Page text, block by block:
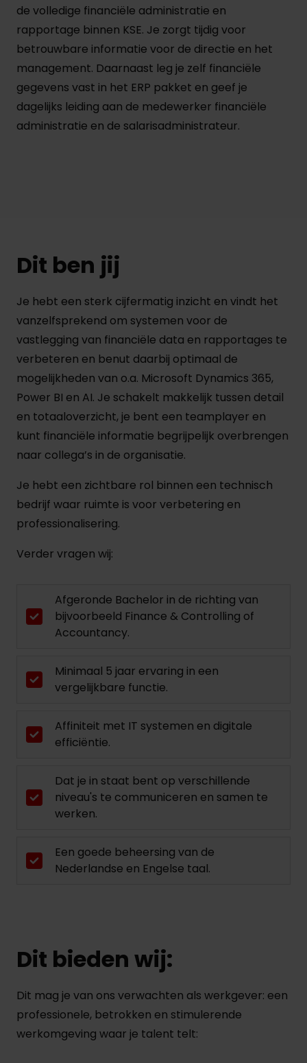
de volledige financiële administratie en
rapportage binnen KSE. Je zorgt tijdig voor
betrouwbare informatie voor de directie en het
management. Daarnaast leg je zelf financiële
gegevens vast in het ERP pakket en geef je
dagelijks leiding aan de medewerker financiële
administratie en de salarisadministrateur.
Dit ben jij
Je hebt een sterk cijfermatig inzicht en vindt het
vanzelfsprekend om systemen voor de
vastlegging van financiële data en rapportages te
verbeteren en benut daarbij optimaal de
mogelijkheden van o.a. Microsoft Dynamics 365,
Power BI en AI. Je schakelt makkelijk tussen detail
en totaaloverzicht, je bent een teamplayer en
kunt financiële informatie begrijpelijk overbrengen
naar collega’s in de organisatie.
Je hebt een zichtbare rol binnen een technisch
bedrijf waar ruimte is voor verbetering en
professionalisering.
Verder vragen wij:
Afgeronde Bachelor in de richting van
bijvoorbeeld Finance & Controlling of
Accountancy.
Minimaal 5 jaar ervaring in een
vergelijkbare functie.
Affiniteit met IT systemen en digitale
efficiëntie.
Dat je in staat bent op verschillende
niveau's te communiceren en samen te
werken.
Een goede beheersing van de
Nederlandse en Engelse taal.
Dit bieden wij:
Dit mag je van ons verwachten als werkgever: een
professionele, betrokken en stimulerende
werkomgeving waar je talent telt: